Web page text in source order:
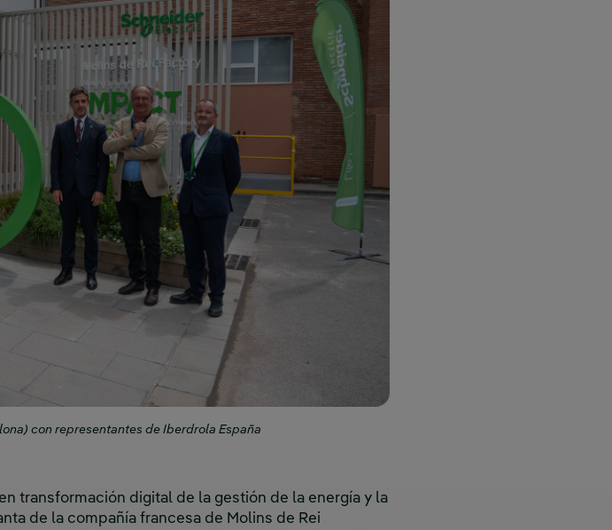
con representantes de Iberdrola España
transformación digital de la gestión de la energía y la
de la compañía francesa de Molins de Rei